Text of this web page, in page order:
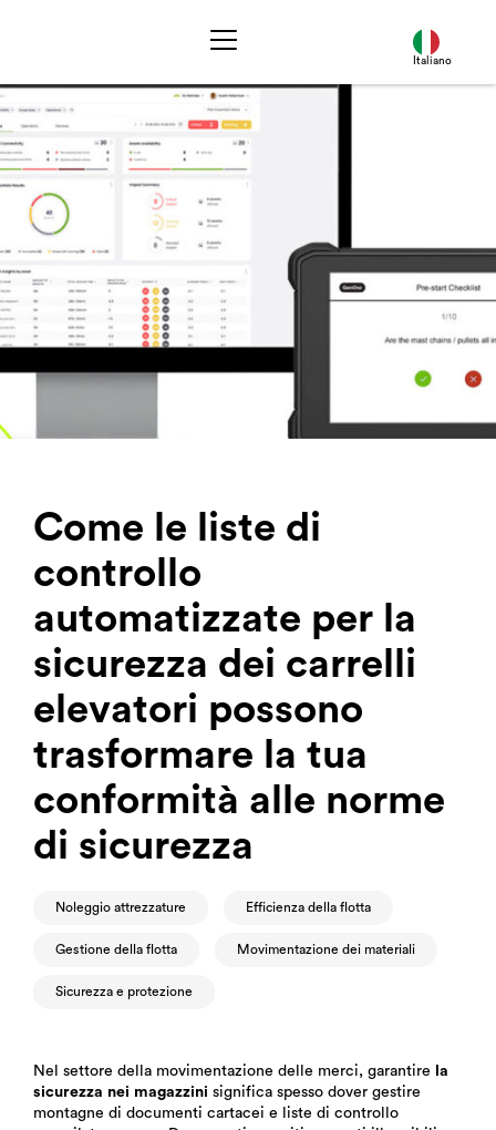
Italiano
Come le liste di
controllo
automatizzate per la
sicurezza dei carrelli
elevatori possono
trasformare la tua
conformità alle norme
di sicurezza
Noleggio attrezzature Efficienza della flotta
Gestione della flotta Movimentazione dei materiali
Sicurezza e protezione
Nel settore della movimentazione delle merci, garantire
la
sicurezza nei magazzini significa spesso dover gestire
montagne di documenti cartacei e liste di controllo